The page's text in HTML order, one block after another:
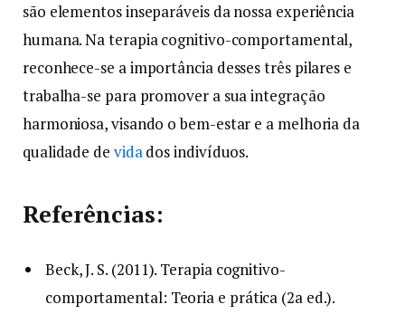
são elementos inseparáveis da nossa experiência
humana. Na terapia cognitivo-comportamental,
reconhece-se a importância desses três pilares e
trabalha-se para promover a sua integração
harmoniosa, visando o bem-estar e a melhoria da
qualidade de vidados indivíduos.
Referências:
Beck, J. S. (2011). Terapia cognitivo-
comportamental: Teoria e prática (2a ed.).